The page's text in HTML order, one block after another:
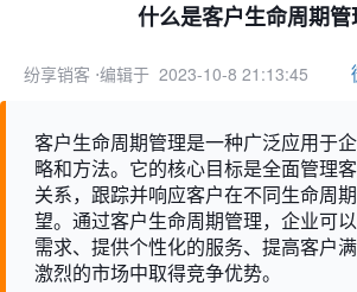
什么是客户生命周期管
纷享销客 ⋅编辑于 2023-10-8 21:13:45
客户生命周期管理是一种广泛应用于
略和方法。它的核心目标是全面管理
关系，跟踪并响应客户在不同生命周
望。通过客户生命周期管理，企业可
需求、提供个性化的服务、提高客户
激烈的市场中取得竞争优势。